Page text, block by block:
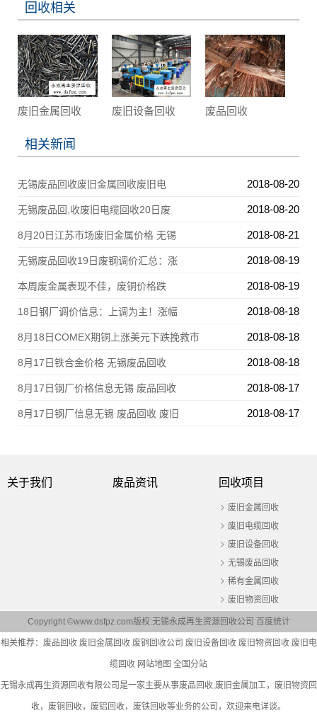
回收相关
废旧金属回收 废旧设备回收 废品回收
相关新闻
无锡废品回收废旧金属回收废旧电 2018-08-20
无锡废品回,收废旧电缆回收20日废 2018-08-20
8月20日江苏市场废旧金属价格 无锡 2018-08-21
无锡废品回收19日废钢调价汇总：涨 2018-08-19
本周废金属表现不佳，废铜价格跌 2018-08-19
18日钢厂调价信息：上调为主！涨幅 2018-08-18
8月18日COMEX期铜上涨美元下跌挽救市 2018-08-18
8月17日铁合金价格 无锡废品回收 2018-08-18
8月17日钢厂价格信息无锡 废品回收 2018-08-17
8月17日钢厂信息无锡 废品回收 废旧 2018-08-17
关于我们 废品资讯 回收项目
废旧金属回收
废旧电缆回收
废旧设备回收
无锡废品回收
稀有金属回收
废旧物资回收
Copyright ©www.dsfpz.com版权:无锡永成再生资源回收公司 百度统计
相关推荐： 废品回收 废旧金属回收 废铜回收公司 废旧设备回收 废旧物资回收 废旧电
缆回收 网站地图 全国分站
无锡永成再生资源回收有限公司是一家主要从事废品回收,废旧金属加工，废旧物资回
收，废铜回收，废铝回收，废铁回收等业务的公司，欢迎来电详谈。